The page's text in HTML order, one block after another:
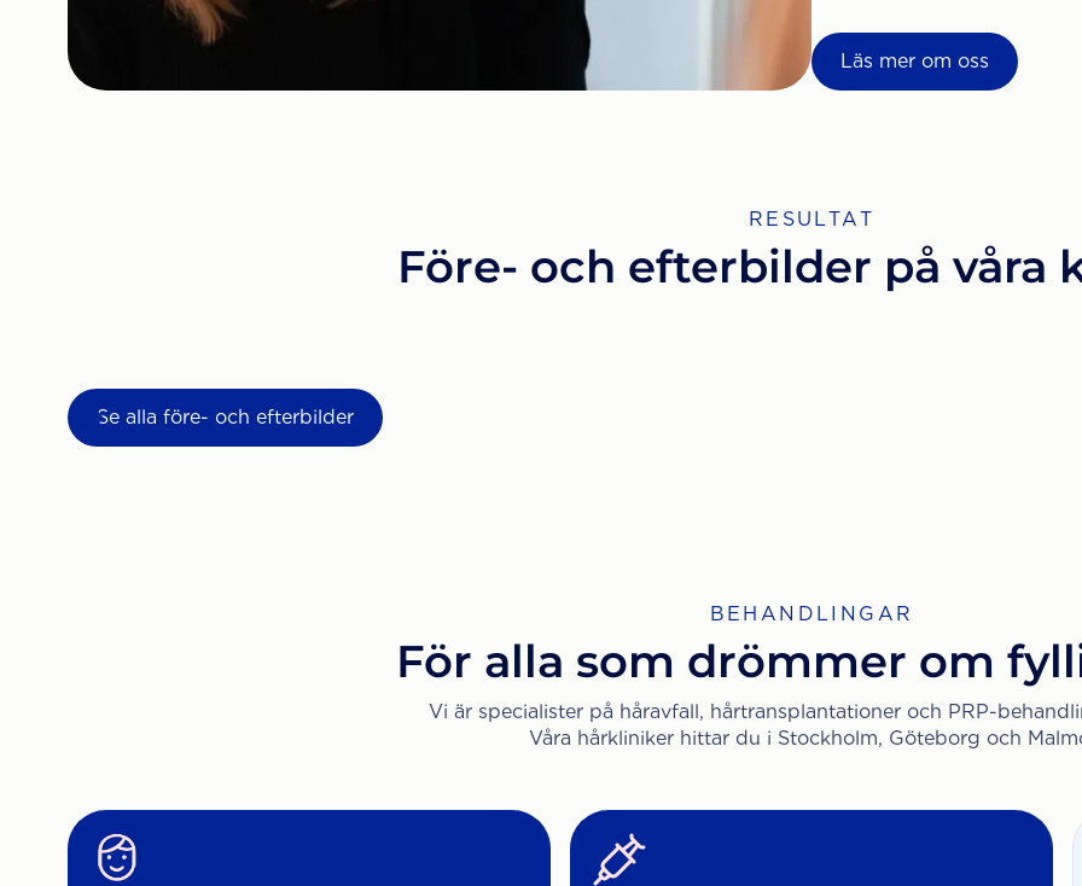
Läs mer om oss
RESULTAT
Före- och efterbilder på våra
Se alla före- och efterbilder
BEHANDLINGAR
För alla som drömmer om
Vi är specialister på håravfall, hårtransplantationer och PRP-
Våra hårkliniker hittar du i Stockholm, Göteborg och